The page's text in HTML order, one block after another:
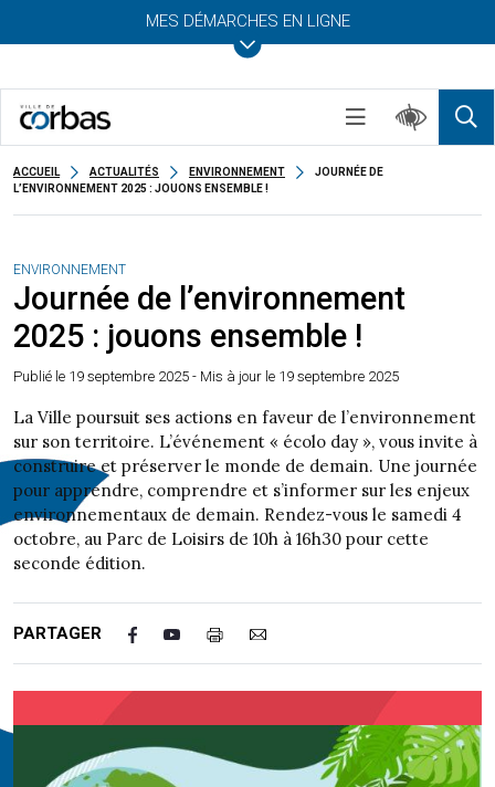
MES DÉMARCHES EN LIGNE
ACCUEIL ACTUALITÉS ENVIRONNEMENT
JOURNÉE DE
L’ENVIRONNEMENT 2025 : JOUONS ENSEMBLE !
ENVIRONNEMENT
Journée de l’environnement
2025 : jouons ensemble !
Publié le 19 septembre 2025 - Mis à jour le 19 septembre 2025
La Ville poursuit ses actions en faveur de l’environnement
sur son territoire. L’événement « écolo day », vous invite à
construire et préserver le monde de demain. Une journée
pour apprendre, comprendre et s’informer sur les enjeux
environnementaux de demain. Rendez-vous le samedi 4
octobre, au Parc de Loisirs de 10h à 16h30 pour cette
seconde édition.
PARTAGER